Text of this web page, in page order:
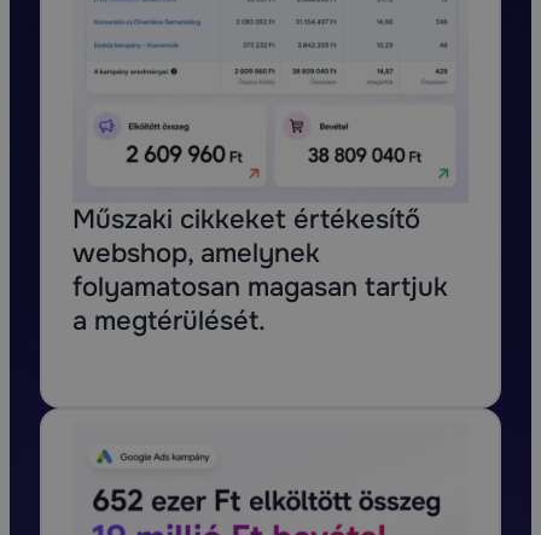
Műszaki cikkeket értékesítő
webshop, amelynek
folyamatosan magasan tartjuk
a megtérülését.